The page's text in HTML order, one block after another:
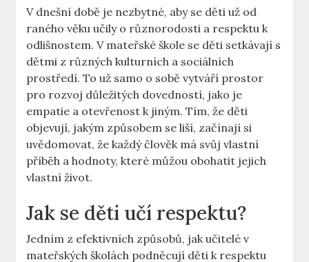
V dnešní době je⁢ nezbytné, aby se děti už od
raného věku učily o různorodosti a respektu ​k
odlišnostem. V⁣ mateřské škole ⁤se‌ děti setkávají⁤ s
dětmi z různých kulturních a sociálních
prostředí. To už samo o sobě vytváří prostor
pro rozvoj důležitých ​dovedností, jako je
‍empatie a ⁣otevřenost k jiným. Tím, že děti
‌objevují, jakým způsobem se liší, začínají si
‌uvědomovat, že ⁢každý⁤ člověk má svůj vlastní
příběh ⁢a⁣ hodnoty,​ které můžou obohatit jejich
vlastní život.
Jak se děti učí respektu?
Jedním ‍z efektivních způsobů, jak učitelé v
‍mateřských školách podněcují děti k respektu